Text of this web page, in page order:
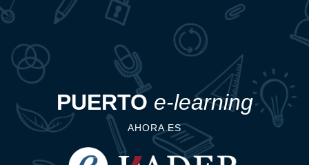
PUERTO e-learning
AHORA ES